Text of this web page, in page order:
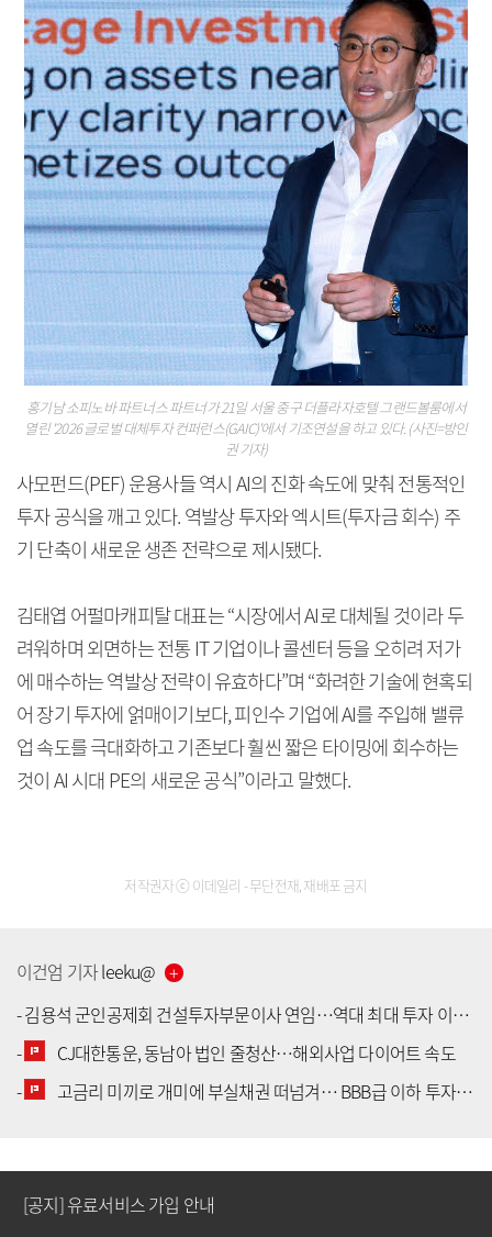
홍기남 소피노바 파트너스 파트너가 21일 서울 중구 더플라자호텔 그랜드볼룸에서
열린 '2026 글로벌 대체투자 컨퍼런스(GAIC)'에서 기조연설을 하고 있다. (사진=방인
권 기자)
사모펀드(PEF) 운용사들 역시 AI의 진화 속도에 맞춰 전통적인
투자 공식을 깨고 있다. 역발상 투자와 엑시트(투자금 회수) 주
기 단축이 새로운 생존 전략으로 제시됐다.
김태엽 어펄마캐피탈 대표는 “시장에서 AI로 대체될 것이라 두
려워하며 외면하는 전통 IT 기업이나 콜센터 등을 오히려 저가
에 매수하는 역발상 전략이 유효하다”며 “화려한 기술에 현혹되
어 장기 투자에 얽매이기보다, 피인수 기업에 AI를 주입해 밸류
업 속도를 극대화하고 기존보다 훨씬 짧은 타이밍에 회수하는
것이 AI 시대 PE의 새로운 공식”이라고 말했다.
저작권자 ⓒ 이데일리 - 무단전재, 재배포 금지
이건엄 기자leeku@
-김용석 군인공제회 건설투자부문이사 연임…역대 최대 투자 이익 달성
-
CJ대한통운, 동남아 법인 줄청산…해외사업 다이어트 속도
-
고금리 미끼로 개미에 부실채권 떠넘겨… BBB급 이하 투자 허들 높여야
[공지] 유료서비스 가입 안내
[공지] 유료서비스 가입 안내